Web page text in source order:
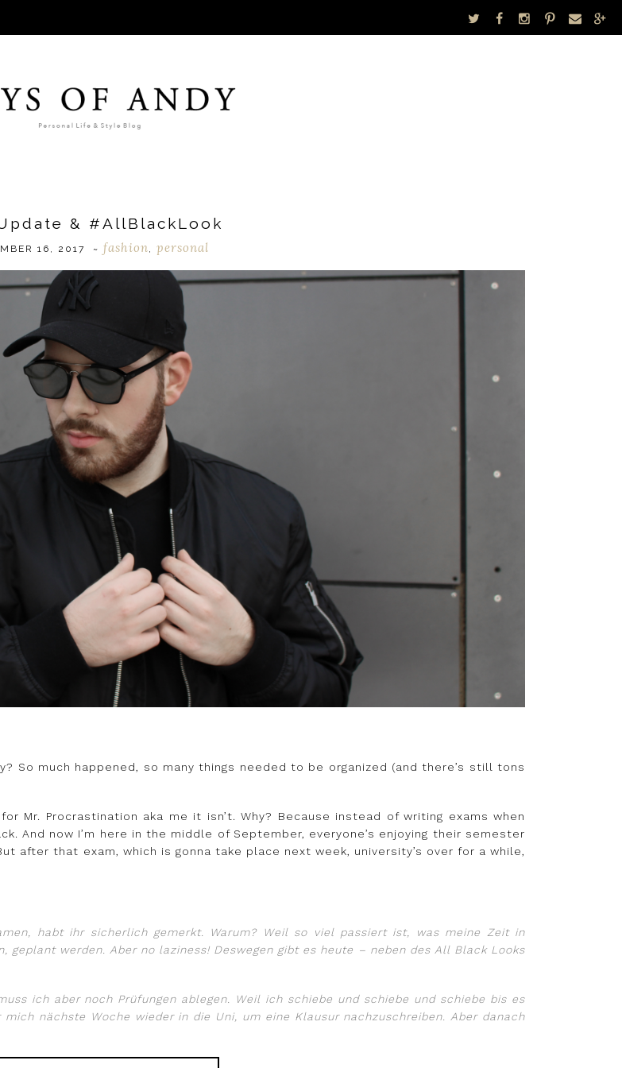
& #AllBlackLook
16, 2017 ~ fashion personal
So much happened, so many things needed to be organized (and there’s still tons
Mr. Procrastination aka me it isn’t. Why? Because instead of writing exams when
And now I’m here in the middle of September, everyone’s enjoying their semester
after that exam, which is gonna take place next week, university’s over for a while,
habt ihr sicherlich gemerkt. Warum? Weil so viel passiert ist, was meine Zeit in
geplant werden. Aber no laziness! Deswegen gibt es heute – neben des All Black Looks
ich aber noch Prüfungen ablegen. Weil ich schiebe und schiebe und schiebe bis es
nächste Woche wieder in die Uni, um eine Klausur nachzuschreiben. Aber danach